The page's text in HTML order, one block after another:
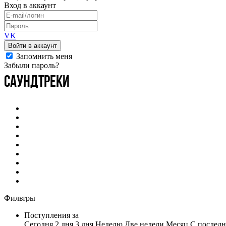
Вход в аккаунт
VK
Войти в аккаунт
Запомнить меня
Забыли пароль?
Саундтреки
Фильтры
Поступления за